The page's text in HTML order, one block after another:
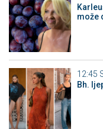
može
12:45
Bh.